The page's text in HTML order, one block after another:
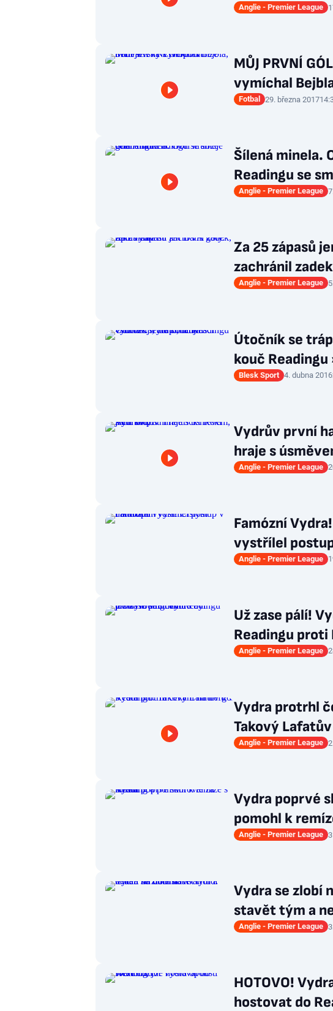
Anglie - Premier League
MŮJ PRVNÍ
vymíchal
Fotbal 29. března 2017
Šílená minela.
Readingu se
Anglie - Premier League
Za 25 zápasů
zachránil
Anglie - Premier League
Útočník se
kouč
Blesk Sport 4. dubna 2016
Vydrův první
hraje s
Anglie - Premier League
Famózní
vystřílel
Anglie - Premier League
Už zase pálí!
Readingu
Anglie - Premier League
Vydra protrhl
Takový
Anglie - Premier League
Vydra poprvé
pomohl k
Anglie - Premier League
Vydra se zlobí
stavět tým a
Anglie - Premier League
HOTOVO!
hostovat do